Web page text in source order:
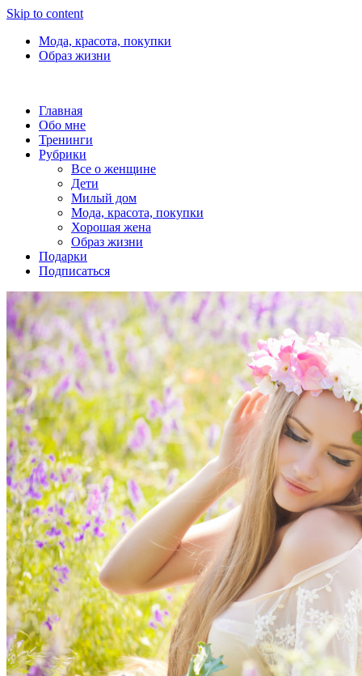
Skip to content
Мода, красота, покупки
Образ жизни
Главная
Обо мне
Тренинги
Рубрики
Все о женщине
Дети
Милый дом
Мода, красота, покупки
Хорошая жена
Образ жизни
Подарки
Подписаться